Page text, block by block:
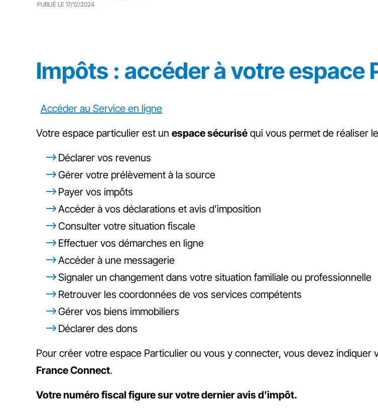
PUBLIÉ LE 17/12/2024
Impôts : accéder à votre espace
Accéder au Service en ligne
Votre espace particulier est un espace sécurisé qui vous permet de réaliser
Déclarer vos revenus
Gérer votre prélèvement à la source
Payer vos impôts
Accéder à vos déclarations et avis d’imposition
Consulter votre situation fiscale
Effectuer vos démarches en ligne
Accéder à une messagerie
Signaler un changement dans votre situation familiale ou professionnelle
Retrouver les coordonnées de vos services compétents
Gérer vos biens immobiliers
Déclarer des dons
Pour créer votre espace Particulier ou vous y connecter, vous devez indiquer
France Connect.
Votre numéro fiscal figure sur votre dernier avis d’impôt.